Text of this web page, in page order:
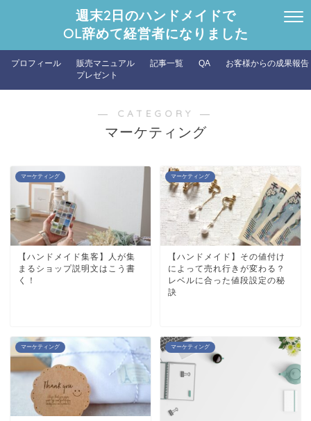
週末2日のハンドメイドで
OL辞めて経営者になりました
プロフィール
販売マニュアル
プレゼント
記事一覧 QA お客様からの成果報告
― CATEGORY ―
マーケティング
マーケティング
【ハンドメイド集客】人が集
まるショップ説明文はこう書
く！
マーケティング
【ハンドメイド】その値付け
によって売れ行きが変わる？
レベルに合った値段設定の秘
訣
マーケティング マーケティング